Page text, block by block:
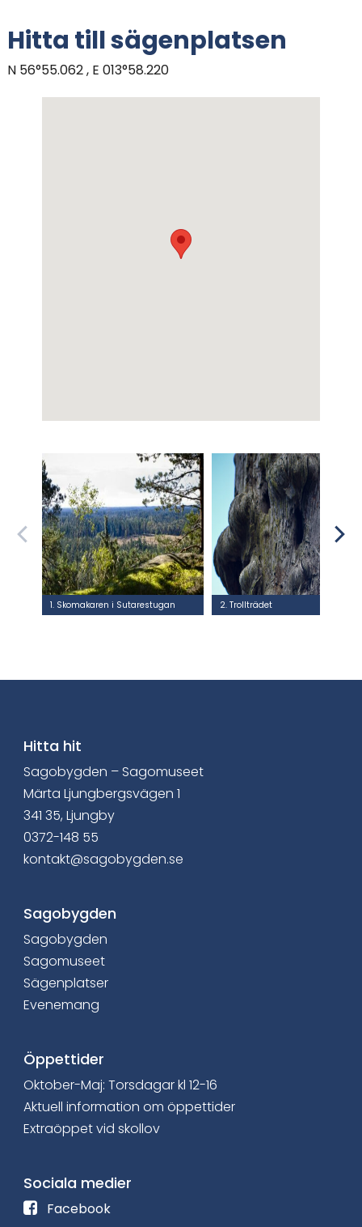
Hitta till sägenplatsen
N 56°55.062 , E 013°58.220
1. Skomakaren i Sutarestugan 2. Trollträdet
Hitta hit
Sagobygden – Sagomuseet
Märta Ljungbergsvägen 1
341 35, Ljungby
0372-148 55
kontakt@sagobygden.se
Sagobygden
Sagobygden
Sagomuseet
Sägenplatser
Evenemang
Öppettider
Oktober-Maj: Torsdagar kl 12-16
Aktuell information om öppettider
Extraöppet vid skollov
Sociala medier
F
Facebook